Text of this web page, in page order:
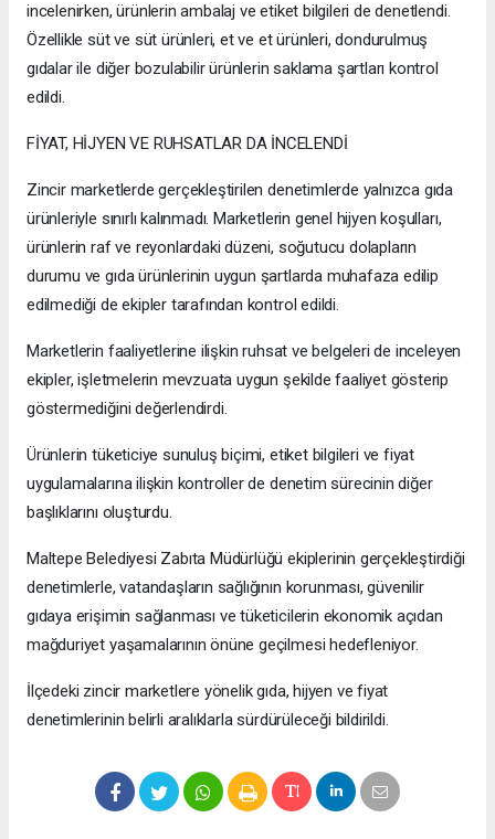
incelenirken, ürünlerin ambalaj ve etiket bilgileri de denetlendi.
Özellikle süt ve süt ürünleri, et ve et ürünleri, dondurulmuş
gıdalar ile diğer bozulabilir ürünlerin saklama şartları kontrol
edildi.
FİYAT, HİJYEN VE RUHSATLAR DA İNCELENDİ
Zincir marketlerde gerçekleştirilen denetimlerde yalnızca gıda
ürünleriyle sınırlı kalınmadı. Marketlerin genel hijyen koşulları,
ürünlerin raf ve reyonlardaki düzeni, soğutucu dolapların
durumu ve gıda ürünlerinin uygun şartlarda muhafaza edilip
edilmediği de ekipler tarafından kontrol edildi.
Marketlerin faaliyetlerine ilişkin ruhsat ve belgeleri de inceleyen
ekipler, işletmelerin mevzuata uygun şekilde faaliyet gösterip
göstermediğini değerlendirdi.
Ürünlerin tüketiciye sunuluş biçimi, etiket bilgileri ve fiyat
uygulamalarına ilişkin kontroller de denetim sürecinin diğer
başlıklarını oluşturdu.
Maltepe Belediyesi Zabıta Müdürlüğü ekiplerinin gerçekleştirdiği
denetimlerle, vatandaşların sağlığının korunması, güvenilir
gıdaya erişimin sağlanması ve tüketicilerin ekonomik açıdan
mağduriyet yaşamalarının önüne geçilmesi hedefleniyor.
İlçedeki zincir marketlere yönelik gıda, hijyen ve fiyat
denetimlerinin belirli aralıklarla sürdürüleceği bildirildi.